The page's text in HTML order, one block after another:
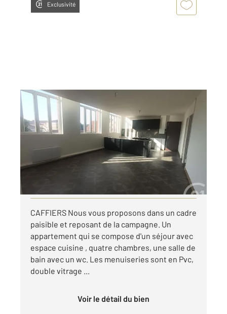
Exclusivité
CAFFIERS 62
77,21 m
, 5 pièces
Ref : 18827
Appartement à louer
850 €
par mois charges comprises
CAFFIERS Nous vous proposons dans un cadre
paisible et reposant de la campagne. Un
appartement qui se compose d'un séjour avec
espace cuisine , quatre chambres, une salle de
bain avec un wc. Les menuiseries sont en Pvc,
double vitrage ...
Voir le détail du bien